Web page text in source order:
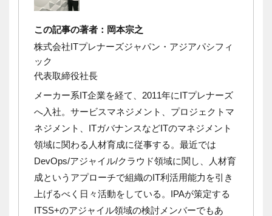
この記事の著者：岡本宗之
株式会社ITプレナーズジャパン・アジアパシフィ
ック
代表取締役社長
メーカー系IT企業を経て、2011年にITプレナーズ
へ入社。 サービスマネジメント、プロジェクトマ
ネジメント、ITガバナンスなどITのマネジメント
領域に関わる人材育成に従事する。 最近では
DevOps/アジャイル/クラウド領域に関し、人材育
成というアプローチで組織のIT利活用能力を引き
上げるべく日々活動をしている。 IPAが策定する
ITSS+のアジャイル領域の検討メンバーでもあ